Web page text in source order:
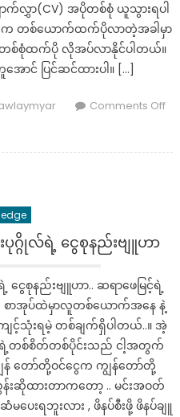
လွှာ(CV) အပိုတစ်စုံ ယူသွားရပါ
က တစ်ယောက်ထက်ပိုလာတဲ့အခါမှာ
စ်စုံထက်ပို လိုအပ်လာနိုင်ပါတယ်။
င် ပြင်ဆင်ထားပါ။ […]
Comments Off
ား
ာ
..
ဂ္ဂိုလ်ရဲ့ ငွေစုနည်းဗျူဟာ
ေစုနည်းဗျူဟာ.. ဆရာဖေမြင့်ရဲ့
စာအုပ်ထဲမှာလူတစ်ယောက်အနေ နဲ့
ျင့်သုံးရမဲ့ တစ်ချက်ရှိပါတယ်..။ အဲ့
ရဲ့တစ်စိတ်တစ်ပိုင်းသည် ငါ့အတွက်
န် တော်တို့ဝင်ငွေက ကျွန်တော်တို့
းဆိုထားတာကတော့ .. မင်းအဝတ်
းရဘူးလား , ဖိနပ်စီးဖို့ ဖိနပ်ချူ